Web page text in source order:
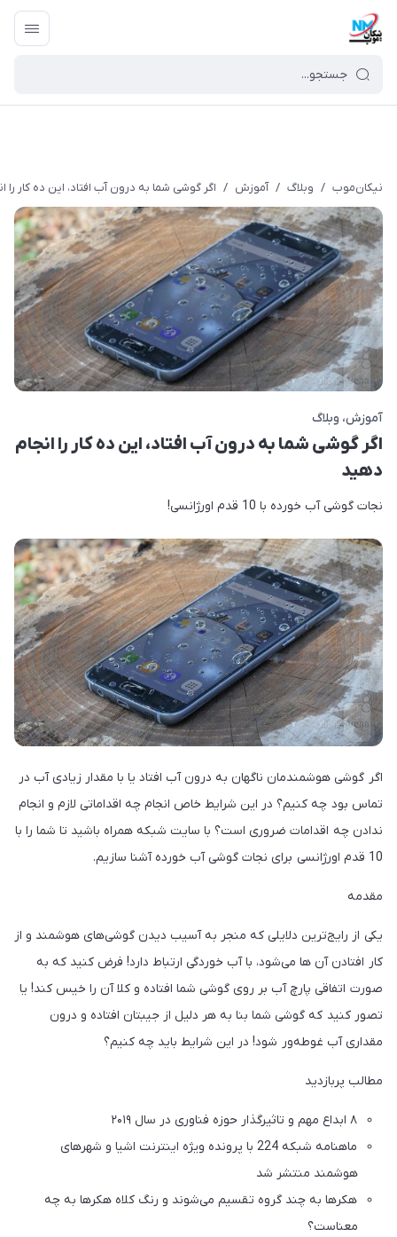
نیکان‌موب / وبلاگ / آموزش / اگر گوشی شما به درون آب افتاد، این ده کار را
آموزش وبلاگ
اگر گوشی شما به درون آب افتاد، این ده کار را انجام
دهید
نجات گوشی آب خورده با 10 قدم اورژانسی!
اگر گوشی هوشمندمان ناگهان به درون آب افتاد یا با مقدار زیادی آب در
تماس بود چه کنیم؟ در این شرایط خاص انجام چه اقداماتی لازم و انجام
ندادن چه اقدامات ضروری است؟ با سایت شبکه همراه باشید تا شما را با
10 قدم اورژانسی برای نجات گوشی آب خورده آشنا سازیم.
مقدمه‌
یکی از رایج‌ترین دلایلی که منجر به آسیب دیدن گوشی‌های هوشمند و از
کار افتادن آن ها می‌شود، با آب خوردگی ارتباط دارد! فرض کنید که به
صورت اتفاقی پارچ آب بر روی گوشی شما افتاده و کلا آن را خیس کند! یا
تصور کنید که گوشی شما بنا به هر دلیل از جیبتان افتاده و درون
مقداری آب غوطه‌ور شود! در این شرایط باید چه کنیم؟
مطالب پربازدید
ماهنامه شبکه 224 با پرونده ویژه اینترنت اشیا و شهرهای
هوشمند منتشر شد
هکرها به چند گروه تقسیم می‌شوند و رنگ کلاه هکرها به چه
معناست؟